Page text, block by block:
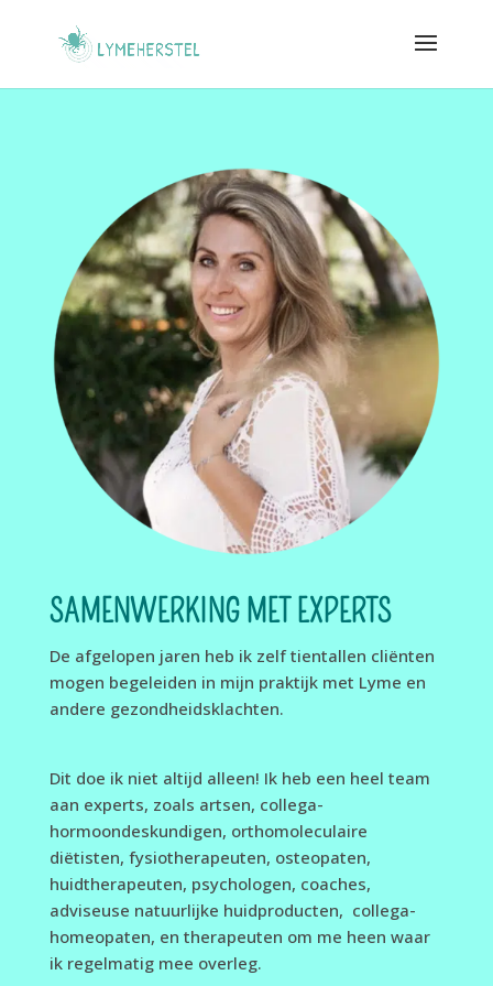
SAMENWERKING MET EXPERTS
De afgelopen jaren heb ik zelf tientallen cliënten
mogen begeleiden in mijn praktijk met Lyme en
andere gezondheidsklachten.
Dit doe ik niet altijd alleen! Ik heb een heel team
aan experts, zoals artsen, collega-
hormoondeskundigen, orthomoleculaire
diëtisten, fysiotherapeuten, osteopaten,
huidtherapeuten, psychologen, coaches,
adviseuse natuurlijke huidproducten, collega-
homeopaten, en therapeuten om me heen waar
ik regelmatig mee overleg.